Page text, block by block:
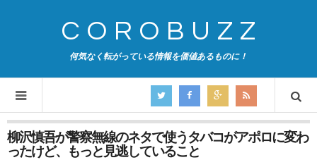
COROBUZZ
何気なく転がっている情報を価値あるものに！
柳沢慎吾が警察無線のネタで使うタバコがアポロに変わ
ったけど、もっと見逃していること